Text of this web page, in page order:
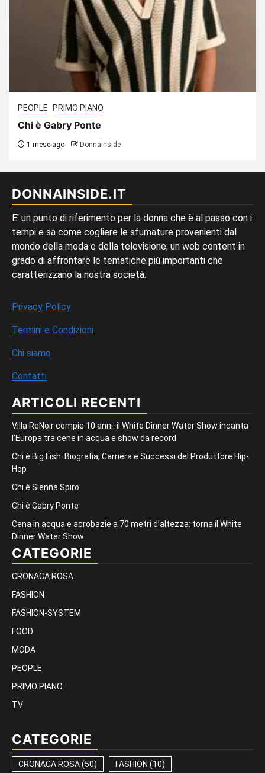
PEOPLE PRIMO PIANO
Chi è Gabry Ponte
1 mese ago Donnainside
DONNAINSIDE.IT
E' un punto di riferimento per la donna che è al passo con i
tempi e sa come cogliere le sfumature provenienti dal
mondo della moda e della televisione; un web content in
grado di affrontare le tematiche più importanti che
caratterizzano la nostra società.
Privacy Policy
Termini e Condizioni
Chi siamo
Contatti
ARTICOLI RECENTI
Villa ReNoir compie 10 anni: il White Dinner Water Show incanta
l’Europa tra cene in acqua e show da record
Chi è Big Fish: Biografia, Carriera e Successi del Produttore Hip-
Hop
Chi è Sienna Spiro
Chi è Gabry Ponte
Cena in acqua e acrobazie a 70 metri d’altezza: torna il White
Dinner Water Show
CATEGORIE
CRONACA ROSA
FASHION
FASHION-SYSTEM
FOOD
MODA
PEOPLE
PRIMO PIANO
TV
CATEGORIE
CRONACA ROSA(50) FASHION (10)